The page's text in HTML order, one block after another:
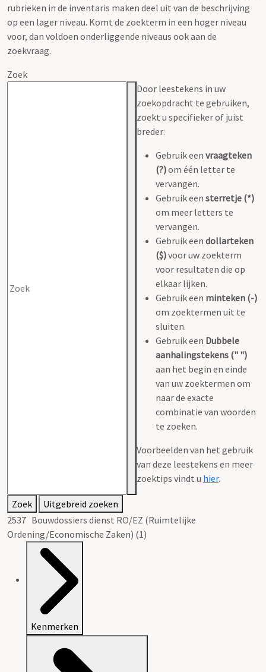
rubrieken in de inventaris maken deel uit van de beschrijving
op een lager niveau. Komt de zoekterm in een hoger niveau
voor, dan voldoen onderliggende niveaus ook aan de
zoekvraag.
Zoek
Door leestekens in uw
zoekopdracht te gebruiken,
zoekt u specifieker of juist
breder:
Gebruik een vraagteken
(?)om één letter te
vervangen.
Gebruik een sterretje (*)
om meer letters te
vervangen.
Gebruik een dollarteken
($)voor uw zoekterm
voor resultaten die op
elkaar lijken.
Gebruik een minteken (-)
om zoektermen uit te
sluiten.
Gebruik een Dubbele
aanhalingstekens (" ")
aan het begin en einde
van uw zoektermen om
naar de exacte
combinatie van woorden
te zoeken.
Voorbeelden van het gebruik
van deze leestekens en meer
zoektips vindt u hier.
Zoek
Uitgebreid zoeken
2537 Bouwdossiers dienst RO/EZ (Ruimtelijke
Ordening/Economische Zaken) (1)
Kenmerken